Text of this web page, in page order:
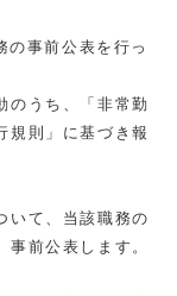
の事前公表を行っ
のうち、「非常勤
規則」に基づき報
いて、当該職務の
前公表します。